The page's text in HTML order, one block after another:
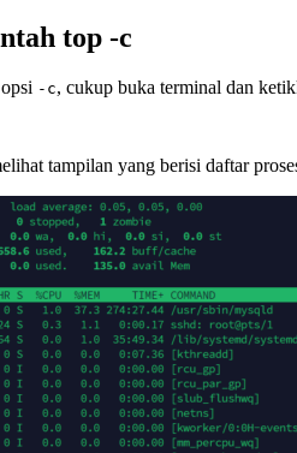
top -c
-c, cukup buka terminal dan
tampilan yang berisi daftar